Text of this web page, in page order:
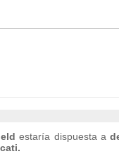
estaría dispuesta a